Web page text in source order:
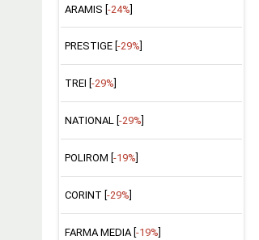
ARAMIS [-24%]
PRESTIGE [ -29%
TREI [ -29%
NATIONAL [ -29%
POLIROM [ -19%
CORINT [ -29%
FARMA MEDIA [ -19%